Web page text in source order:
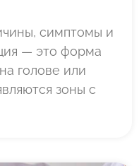
симптомы и
— это форма
голове или
зоны с